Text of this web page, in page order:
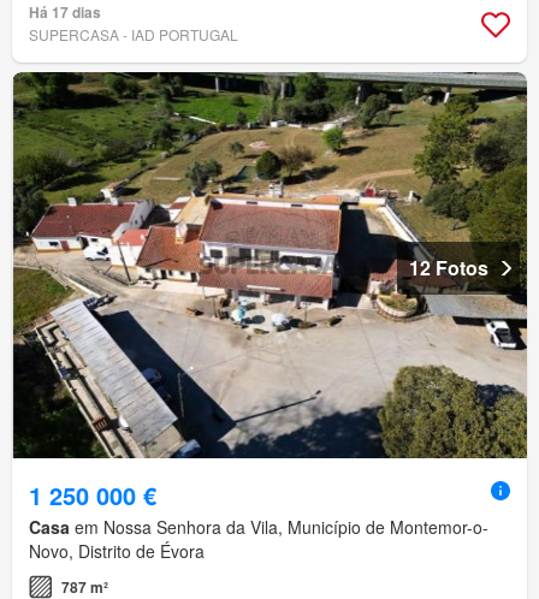
Há 17 dias
SUPERCASA - IAD PORTUGAL
12 Fotos
1 250 000 €
Casa em Nossa Senhora da Vila, Município de Montemor-o-
Novo, Distrito de Évora
787 m²